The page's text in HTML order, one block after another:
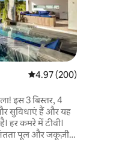
औसत रेटिंग 5 में से 4.97,
4.97 (200)
इस 3 बिस्तर, 4
सुविधाएं हैं और यह
हर कमरे में टीवी।
पूल और जकूज़ी